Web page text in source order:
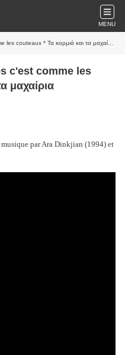
MENU
couteaux * Τα κορμιά και τα μαχαίρια
c'est comme les
μαχαίρια
par Ara Dinkjian (1994) et